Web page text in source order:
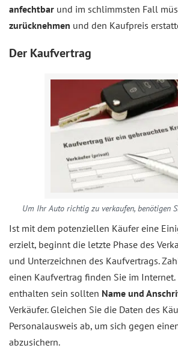
anfechtbar und im schlimmsten Fall
zurücknehmen und den Kaufpreis
Der Kaufvertrag
Um Ihr Auto richtig zu verkaufen, benötigen
Ist mit dem potenziellen Käufer eine
erzielt, beginnt die letzte Phase des
und Unterzeichnen des Kaufvertrags.
einen Kaufvertrag finden Sie im
enthalten sein sollten Name und
Verkäufer. Gleichen Sie die Daten des
Personalausweis ab, um sich gegen
abzusichern.